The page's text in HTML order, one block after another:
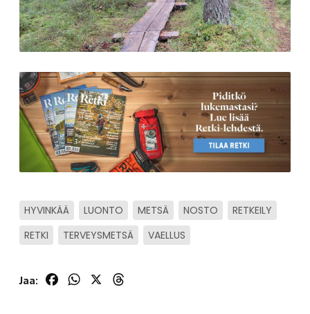
HYVINKÄÄ LUONTO METSÄ NOSTO
RETKEILY
RETKI
TERVEYSMETSÄ VAELLUS
Jaa: FacebookWhatsApp